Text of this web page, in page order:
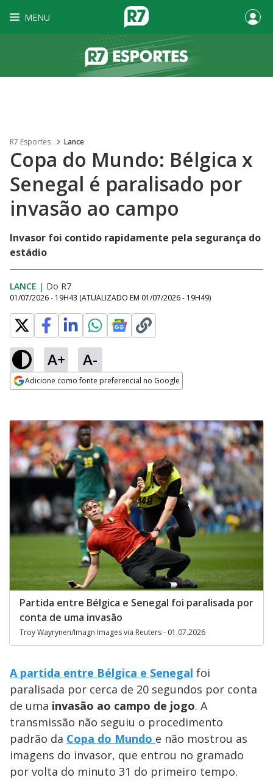
MENU
R7 Esportes Lance
Copa do Mundo: Bélgica x
Senegal é paralisado por
invasão ao campo
Invasor foi contido rapidamente pela segurança do
estádio
LANCE | Do R7
01/07/2026 - 19H43 (ATUALIZADO EM 01/07/2026 - 19H49)
A+ A-
Adicione como fonte preferencial no Google
Partida entre Bélgica e Senegal foi paralisada por
conta de uma invasão
Troy Wayrynen/Imagn Images via Reuters - 01.07.2026
A partida entre Bélgica e Senegal foi
paralisada por cerca de 20 segundos por conta
de uma invasão ao campo de jogo. A
transmissão não seguiu o procedimento
padrão da Copa do Mundo e não mostrou as
imagens do invasor, que entrou no gramado
por volta do minuto 31 do primeiro tempo.